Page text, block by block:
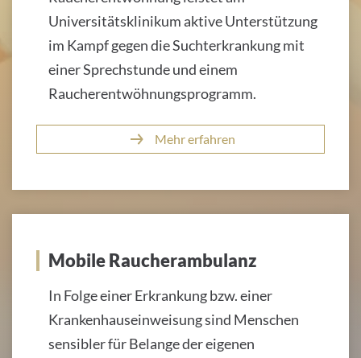
Universitätsklinikum aktive Unterstützung
im Kampf gegen die Suchterkrankung mit
einer Sprechstunde und einem
Raucherentwöhnungsprogramm.
Mehr erfahren
Mobile Raucherambulanz
In Folge einer Erkrankung bzw. einer
Krankenhauseinweisung sind Menschen
sensibler für Belange der eigenen